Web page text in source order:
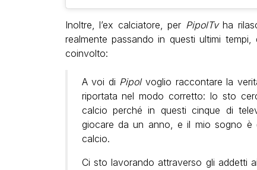
Inoltre, l’ex calciatore, per PipolTvha
realmente passando in questi ultimi
coinvolto:
A voi di Pipolvoglio raccontare la
riportata nel modo corretto: Io sto
calcio perché in questi cinque di
giocare da un anno, e il mio sogno è
calcio.
Ci sto lavorando attraverso gli addetti